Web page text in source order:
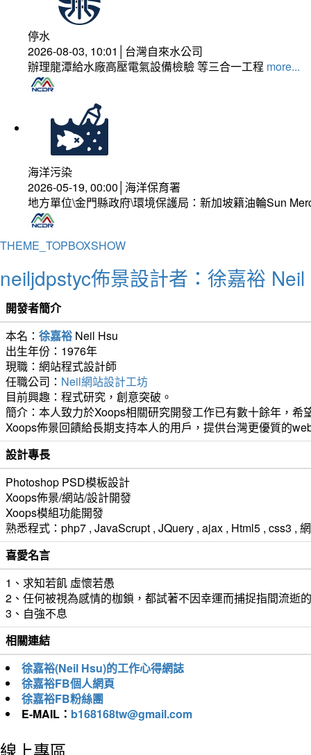
停水
2026-08-03, 10:01│台灣自來水公司
辦理龍潭給水廠高壓電氣設備檢驗 等三合一工程 more...
海洋污染
2026-05-19, 00:00│海洋保育署
地方單位\金門縣政府\環境保護局：新加坡籍油輪Sun
THEME_TOPBOXSHOW
neiljdpstyc佈景設計者：徐嘉裕
開發者簡介
本名： 徐嘉裕 Neil Hsu
出生年份：1976年
現職：網站程式設計師
任職公司： Neil網站設計工坊
目前興趣：程式研究，創意突破。
簡介：本人致力於Xoops相關研究開發工作已有數十餘年，
Xoops佈景回饋給長期支持本人的用戶，提供台灣更優質的
設計專長
Photoshop PSD模板設計
Xoops佈景/網站/設計開發
Xoops模組功能開發
熟悉程式：php7 , JavaScrupt , JQuery , ajax , Html5 , css3 ,
喜愛名言
1、求知若飢 虛懷若愚
2、任何被視為感情的枷鎖，都試著不因幸運而捕捉指間流逝
3、自強不息
相關連結
徐嘉裕(Neil Hsu)的工作心得網誌
徐嘉裕FB個人網頁
徐嘉裕FB粉絲團
E-MAIL： b168168tw@gmail.com
線上專區